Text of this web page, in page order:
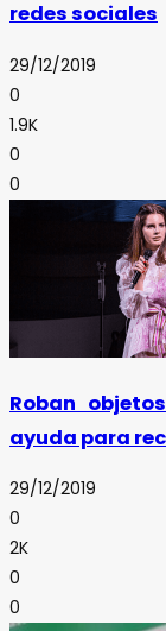
redes sociales
29/12/2019
0
1.9K
0
0
Roban
ayuda para
29/12/2019
0
2K
0
0